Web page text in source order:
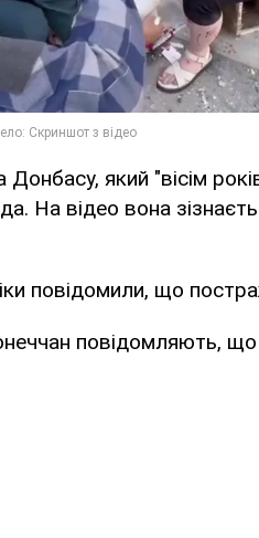
який "вісім
На відео вона
повідомили, що
повідомляють, що